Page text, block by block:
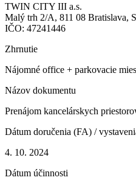
TWIN CITY III a.s.
Malý trh 2/A, 811 08 Bratislava,
IČO: 47241446
Zhrnutie
Nájomné office + parkovacie
Názov dokumentu
Prenájom kancelárskych
Dátum doručenia (FA) /
4. 10. 2024
Dátum účinnosti